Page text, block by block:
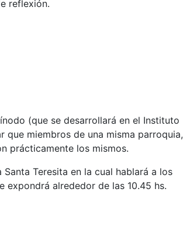
reflexión.
(que se desarrollará en el Instituto
que miembros de una misma parroquia,
prácticamente los mismos.
Teresita en la cual hablará a los
expondrá alrededor de las 10.45 hs.